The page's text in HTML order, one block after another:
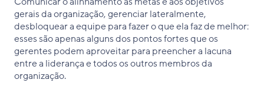
gerais da organização, gerenciar lateralmente,
desbloquear a equipe para fazer o que ela faz de melhor:
esses são apenas alguns dos pontos fortes que os
gerentes podem aproveitar para preencher a lacuna
entre a liderança e todos os outros membros da
organização.